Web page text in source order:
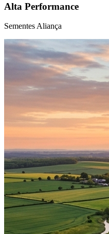
Alta Performance
Sementes Aliança